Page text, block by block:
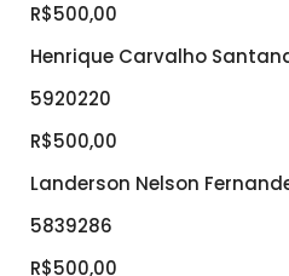
R$500,00
Henrique Carvalho
5920220
R$500,00
Landerson Nelson
5839286
R$500,00